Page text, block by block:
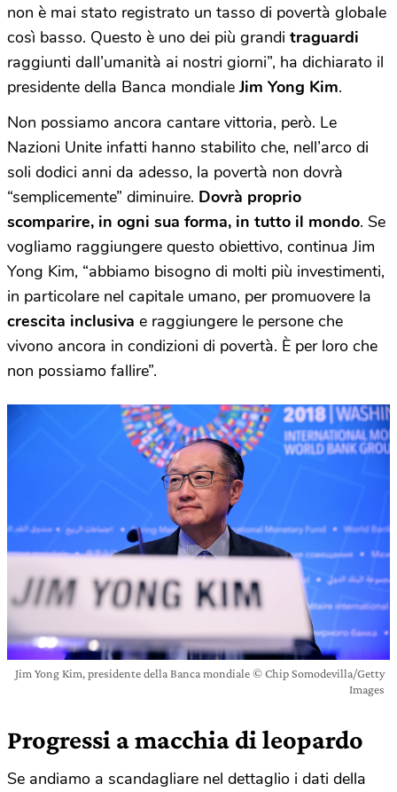
non è mai stato registrato un tasso di povertà globale
così basso. Questo è uno dei più grandi traguardi
raggiunti dall’umanità ai nostri giorni”, ha dichiarato il
presidente della Banca mondialeJim Yong Kim.
Non possiamo ancora cantare vittoria, però. Le
Nazioni Unite infatti hanno stabilito che, nell’arco di
soli dodici anni da adesso, la povertà non dovrà
“semplicemente” diminuire. Dovrà proprio
scomparire, in ogni sua forma, in tutto il mondo. Se
vogliamo raggiungere questo obiettivo, continua Jim
Yong Kim, “abbiamo bisogno di molti più investimenti,
in particolare nel capitale umano, per promuovere la
crescita inclusiva e raggiungere le persone che
vivono ancora in condizioni di povertà. È per loro che
non possiamo fallire”.
Jim Yong Kim, presidente della Banca mondiale © Chip Somodevilla/Getty
Images
Progressi a macchia di leopardo
Se andiamo a scandagliare nel dettaglio i dati della